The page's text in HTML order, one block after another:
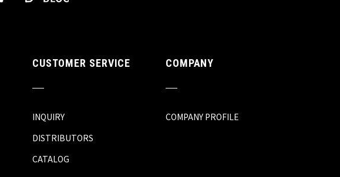
CUSTOMER SERVICE
INQUIRY
DISTRIBUTORS
CATALOG
COMPANY
COMPANY PROFILE